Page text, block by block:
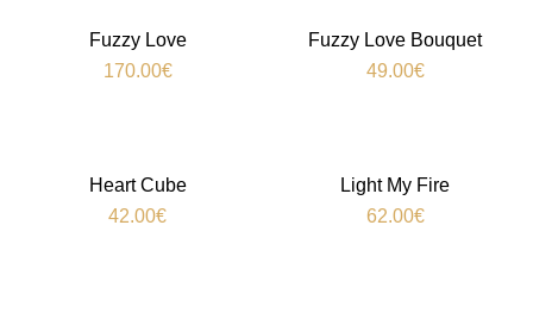
Fuzzy Love
170.00€
Fuzzy Love Bouquet
49.00€
Heart Cube
42.00€
Light My Fire
62.00€